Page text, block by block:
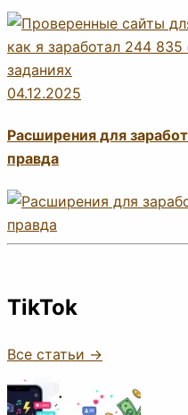
04.12.2025
Расширения для
правда
TikTok
Все статьи →